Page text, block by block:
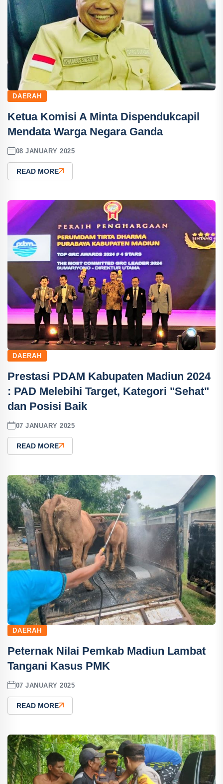
DAERAH
Ketua Komisi A Minta Dispendukcapil
Mendata Warga Negara Ganda
08 JANUARY 2025
READ MORE
DAERAH
Prestasi PDAM Kabupaten Madiun 2024
: PAD Melebihi Target, Kategori "Sehat"
dan Posisi Baik
07 JANUARY 2025
READ MORE
DAERAH
Peternak Nilai Pemkab Madiun Lambat
Tangani Kasus PMK
07 JANUARY 2025
READ MORE